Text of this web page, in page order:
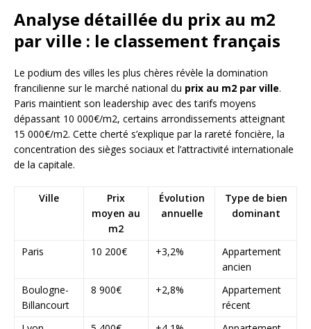
Analyse détaillée du prix au m2
par ville : le classement français
Le podium des villes les plus chères révèle la domination
francilienne sur le marché national du prix au m2 par ville.
Paris maintient son leadership avec des tarifs moyens
dépassant 10 000€/m2, certains arrondissements atteignant
15 000€/m2. Cette cherté s’explique par la rareté foncière, la
concentration des sièges sociaux et l’attractivité internationale
de la capitale.
Ville
Prix
moyen au
m2
Évolution
annuelle
Type de bien
dominant
Paris 10 200€ +3,2%
Appartement
ancien
Boulogne-
Billancourt
8 900€ +2,8%
Appartement
récent